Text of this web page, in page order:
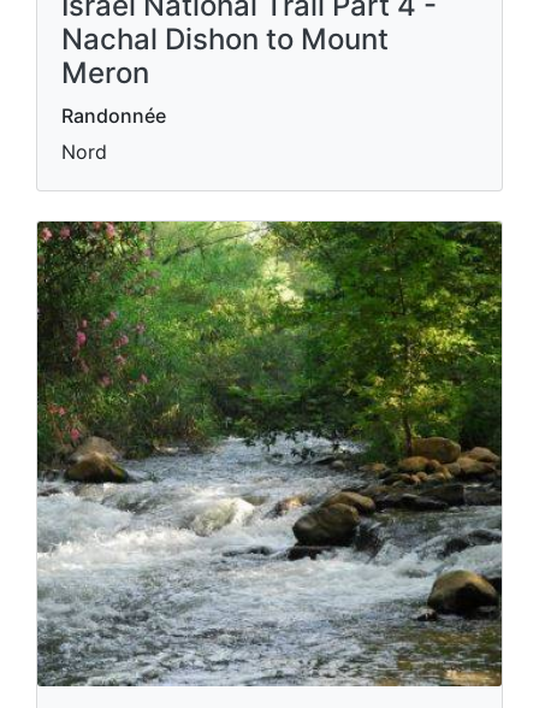
Nachal Dishon to Mount
Meron
Randonnée
Nord